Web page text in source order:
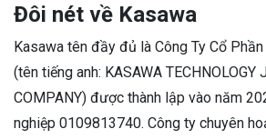
Đôi nét về Kasawa
Kasawa tên đầy đủ là Công Ty Cổ
(tên tiếng anh: KASAWA TECHNOLOGY
COMPANY) được thành lập vào năm
nghiệp 0109813740. Công ty chuyên